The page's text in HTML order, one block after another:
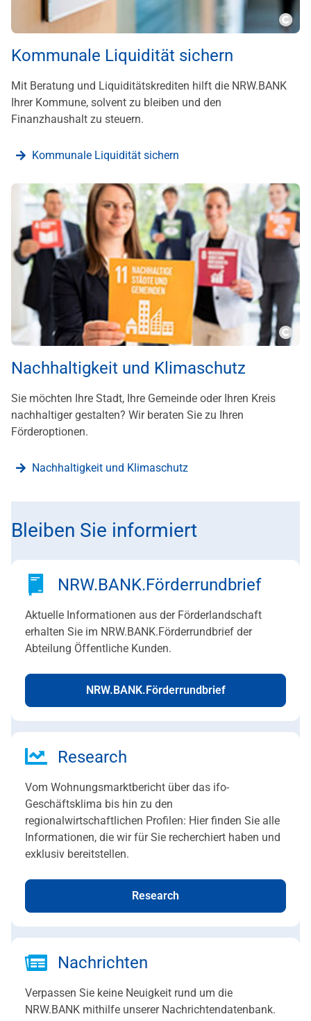
Kommunale Liquidität sichern
Mit Beratung und Liquiditätskrediten hilft die NRW.BANK
Ihrer Kommune, solvent zu bleiben und den
Finanzhaushalt zu steuern.
Kommunale Liquidität sichern
Nachhaltigkeit und Klimaschutz
Sie möchten Ihre Stadt, Ihre Gemeinde oder Ihren Kreis
nachhaltiger gestalten? Wir beraten Sie zu Ihren
Förderoptionen.
Nachhaltigkeit und Klimaschutz
Bleiben Sie informiert
NRW.BANK.Förderrundbrief
Aktuelle Informationen aus der Förderlandschaft
erhalten Sie im NRW.BANK.Förderrundbrief der
Abteilung Öffentliche Kunden.
NRW.BANK.Förderrundbrief
Research
Vom Wohnungsmarktbericht über das ifo-
Geschäftsklima bis hin zu den
regionalwirtschaftlichen Profilen: Hier finden Sie alle
Informationen, die wir für Sie recherchiert haben und
exklusiv bereitstellen.
Research
Nachrichten
Verpassen Sie keine Neuigkeit rund um die
NRW.BANK mithilfe unserer Nachrichtendatenbank.